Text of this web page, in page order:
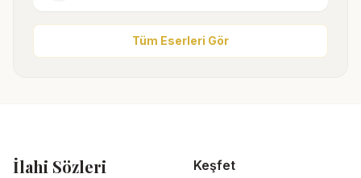
Tüm Eserleri Gör
İlahi Sözleri Keşfet